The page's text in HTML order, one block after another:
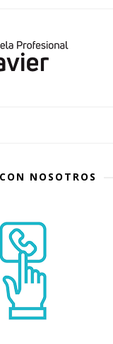
NOSOTROS